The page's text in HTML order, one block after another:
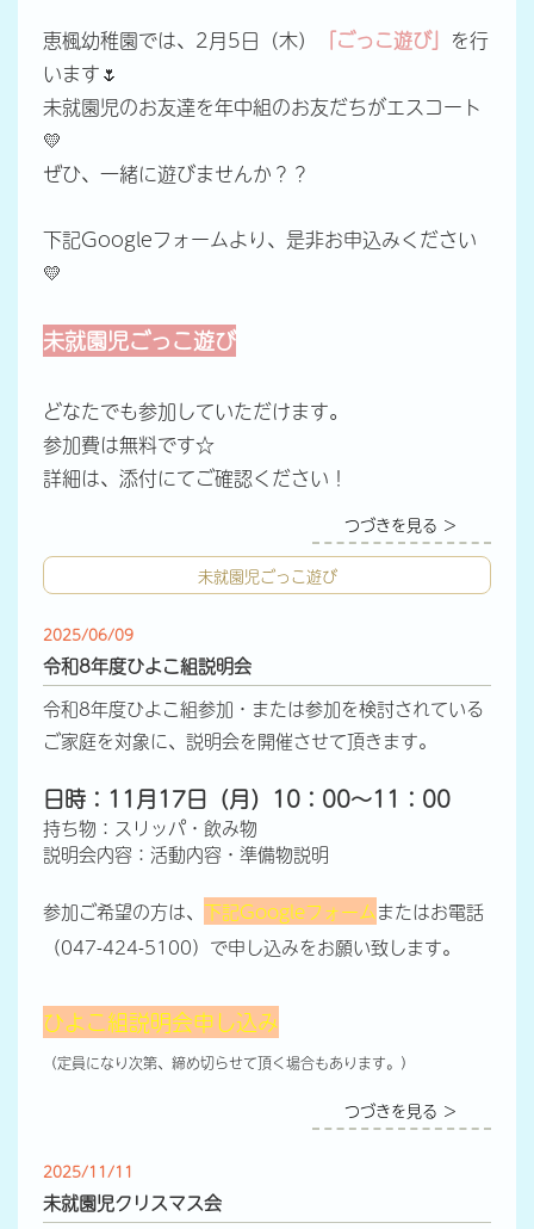
恵楓幼稚園では、2月5日（木） 「ごっこ遊び」 を行
います🌷
未就園児のお友達を年中組のお友だちがエスコート
💛
ぜひ、一緒に遊びませんか？？
下記Googleフォームより、是非お申込みください
💛
未就園児ごっこ遊び
どなたでも参加していただけます。
参加費は無料です☆
詳細は、添付にてご確認ください！
つづきを見る ＞
未就園児ごっこ遊び
2025/06/09
令和8年度ひよこ組説明会
令和8年度ひよこ組参加・または参加を検討されている
ご家庭を対象に、説明会を開催させて頂きます。
日時：11月17日（月）10：00～11：00
持ち物：スリッパ・飲み物
説明会内容：活動内容・準備物説明
参加ご希望の方は、 下記Googleフォームまたはお電話
（047-424-5100）で申し込みをお願い致します。
ひよこ組説明会申し込み
（定員になり次第、締め切らせて頂く場合もあります。）
つづきを見る ＞
2025/11/11
未就園児クリスマス会